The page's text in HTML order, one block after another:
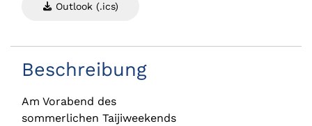
Outlook (.ics)
Beschreibung
Am Vorabend des
sommerlichen Taijiweekends